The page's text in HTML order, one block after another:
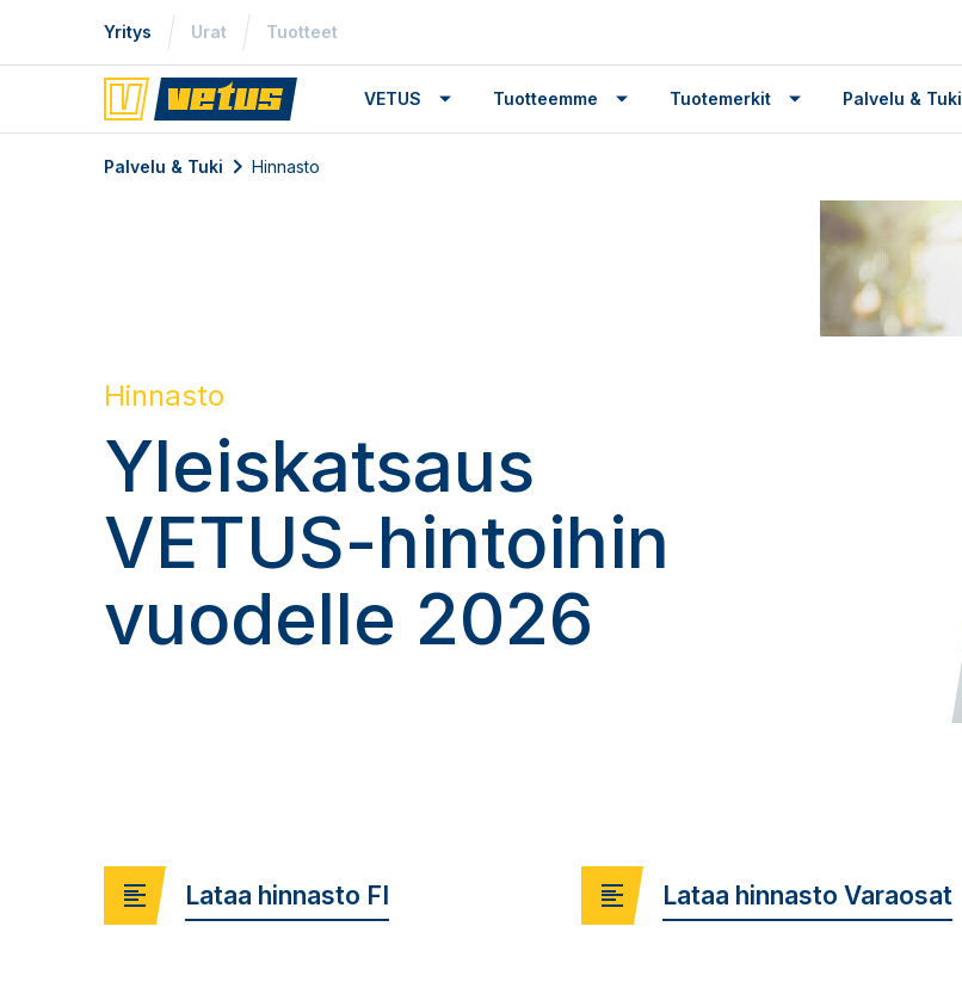
Yritys Urat Tuotteet
VETUS Tuotteemme Tuotemerkit Palvelu & Tuki
Palvelu & Tuki Hinnasto
Hinnasto
Yleiskatsaus
VETUS-hintoihin
vuodelle 2026
Lataa hinnasto FI Lataa hinnasto Varaosat